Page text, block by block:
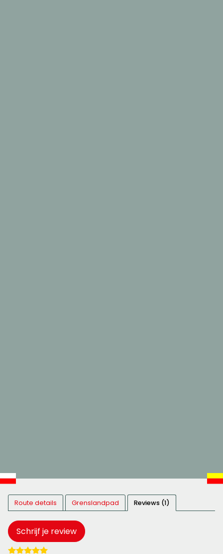
Route details Grenslandpad Reviews (1)
Schrijf je review